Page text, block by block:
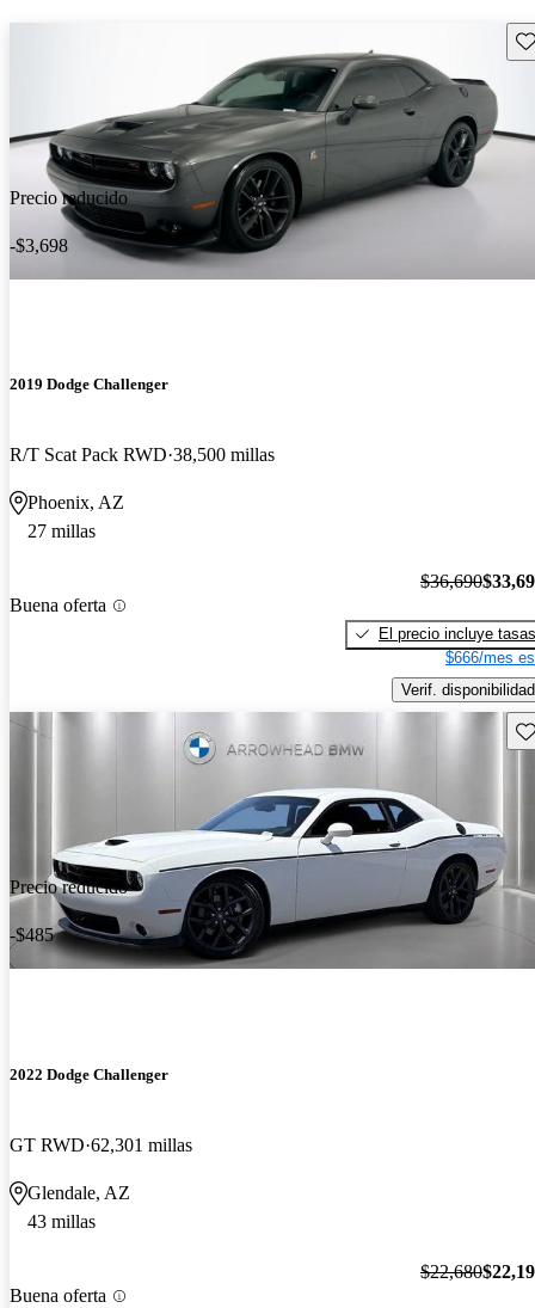
Precio reducido
-$3,698
2019 Dodge Challenger
R/T Scat Pack RWD 38,500 millas
Phoenix, AZ
27 millas
Buena oferta
$36,690
El precio incluye tasas
$666/mes
Verif. disponibilidad
Precio reducido
-$485
2022 Dodge Challenger
GT RWD 62,301 millas
Glendale, AZ
43 millas
Buena oferta
$22,680